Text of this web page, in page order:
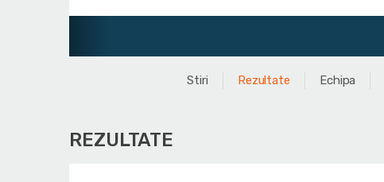
Stiri Rezultate Echipa
REZULTATE